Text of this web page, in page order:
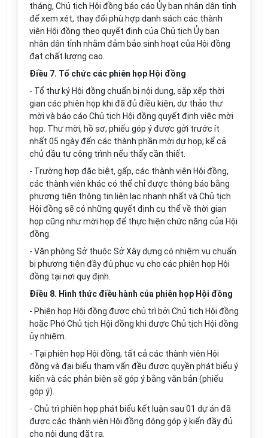
tháng, Chủ tịch Hội đồng báo cáo Ủy ban nhân dân tỉnh
để xem xét, thay đổi phù hợp danh sách các thành
viên Hội đồng theo quyết định của Chủ tịch Ủy ban
nhân dân tỉnh nhằm đảm bảo sinh hoạt của Hội đồng
đạt chất lượng cao.
Điều 7. Tổ chức các phiên họp Hội đồng
- Tổ thư ký Hội đồng chuẩn bị nội dung, sắp xếp thời
gian các phiên họp khi đã đủ điều kiện, dự thảo thư
mời và báo cáo Chủ tịch Hội đồng quyết định việc mời
họp. Thư mời, hồ sơ, phiếu góp ý được gởi trước ít
nhất 05 ngày đến các thành phần mời dự họp; kể cả
chủ đầu tư công trình nếu thấy cần thiết.
- Trường hợp đặc biệt, gấp, các thành viên Hội đồng,
các thành viên khác có thể chỉ được thông báo bằng
phương tiện thông tin liên lạc nhanh nhất và Chủ tịch
Hội đồng sẽ có những quyết định cụ thể về thời gian
họp cũng như mời họp để thực hiện chức năng của Hội
đồng.
- Văn phòng Sở thuộc Sở Xây dựng có nhiệm vụ chuẩn
bị phương tiện đầy đủ phục vụ cho các phiên họp Hội
đồng tại nơi quy định.
Điều 8. Hình thức điều hành của phiên họp Hội đồng
- Phiên họp Hội đồng được chủ trì bởi Chủ tịch Hội đồng
hoặc Phó Chủ tịch Hội đồng khi được Chủ tịch Hội đồng
ủy nhiệm.
- Tại phiên họp Hội đồng, tất cả các thành viên Hội
đồng và đại biểu tham vấn đều được quyền phát biểu ý
kiến và các phản biện sẽ góp ý bằng văn bản (phiếu
góp ý).
- Chủ trì phiên họp phát biểu kết luận sau 01 dự án đã
được các thành viên Hội đồng đóng góp ý kiến đầy đủ
cho nội dung đặt ra.